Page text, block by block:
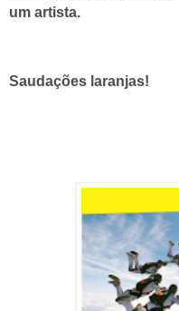
um artista.
Saudações laranjas!